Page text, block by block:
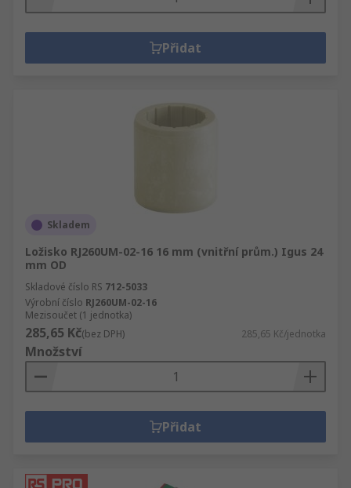
Přidat
Skladem
Ložisko RJ260UM-02-16 16 mm (vnitřní prům.) Igus 24
mm OD
Skladové číslo RS 712-5033
Výrobní číslo RJ260UM-02-16
Mezisoučet (1 jednotka)
285,65 Kč(bez DPH) 285,65 Kč/jednotka
Množství
Přidat